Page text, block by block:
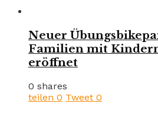
Neuer
Familien mit
eröffnet
0 shares
teilen 0 Tweet 0